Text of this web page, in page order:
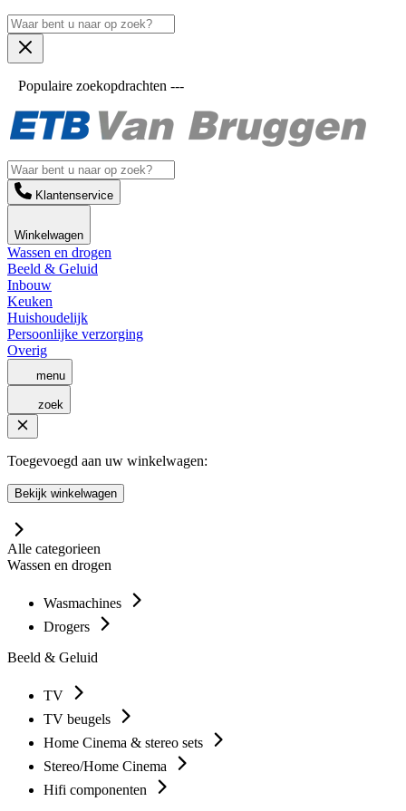
Populaire zoekopdrachten ---
Klantenservice
Winkelwagen
Wassen en drogen
Beeld & Geluid
Inbouw
Keuken
Huishoudelijk
Persoonlijke verzorging
Overig
menu
zoek
Toegevoegd aan uw winkelwagen:
Bekijk winkelwagen
Alle categorieen
Wassen en drogen
Wasmachines
Drogers
Beeld & Geluid
TV
TV beugels
Home Cinema & stereo sets
Stereo/Home Cinema
Hifi componenten